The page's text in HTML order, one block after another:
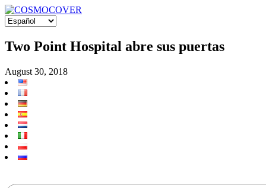
Two Point Hospital abre sus puertas
August 30, 2018